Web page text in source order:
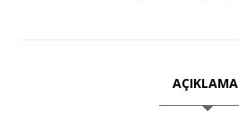
AÇIKLAMA